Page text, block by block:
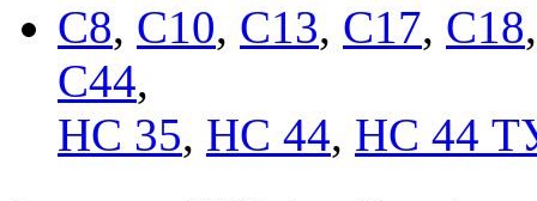
С8, С10, С13, С17, С18
C44,
НС 35, НС 44, НС 44